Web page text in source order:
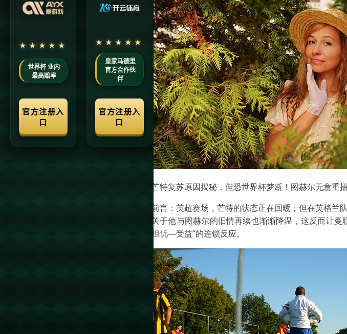
芒特复苏原因揭秘，但恐世界杯梦断！图赫尔无意重
前言：英超赛场，芒特的状态正在回暖；但在英格兰
关于他与图赫尔的旧情再续也渐渐降温，这反而让
担忧—受益”的连锁反应。